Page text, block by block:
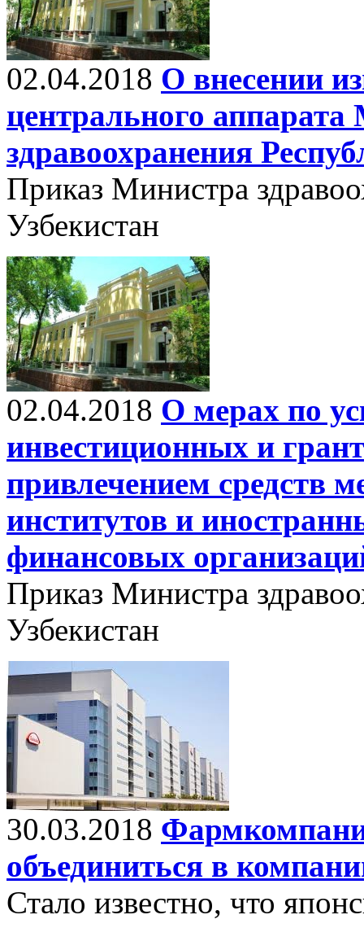
02.04.2018 О внесении
центрального аппарата
здравоохранения
Приказ Министра
Узбекистан
02.04.2018 О мерах по
инвестиционных и
привлечением средств
институтов и
финансовых
Приказ Министра
Узбекистан
30.03.2018
объединиться в
Стало известно, что